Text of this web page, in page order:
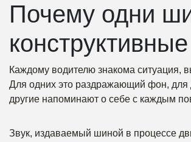
Почему одни
Каждому водителю знакома ситуация,
Для одних это раздражающий фон, для
другие напоминают о себе с каждым
Звук, издаваемый шиной в процессе